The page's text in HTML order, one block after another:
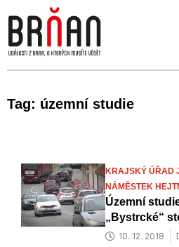
Tag: územní studie
KRAJSKÝ ÚŘAD
NÁMĚSTEK
Územní
„Bystrcké“
10. 12. 2018